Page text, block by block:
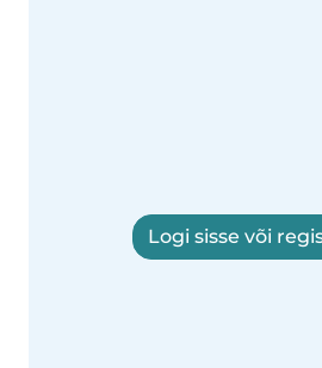
Logi sisse või